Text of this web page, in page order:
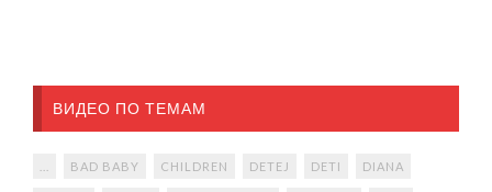
ВИДЕО ПО ТЕМАМ
BAD BABY CHILDREN DETEJ DETI DIANA